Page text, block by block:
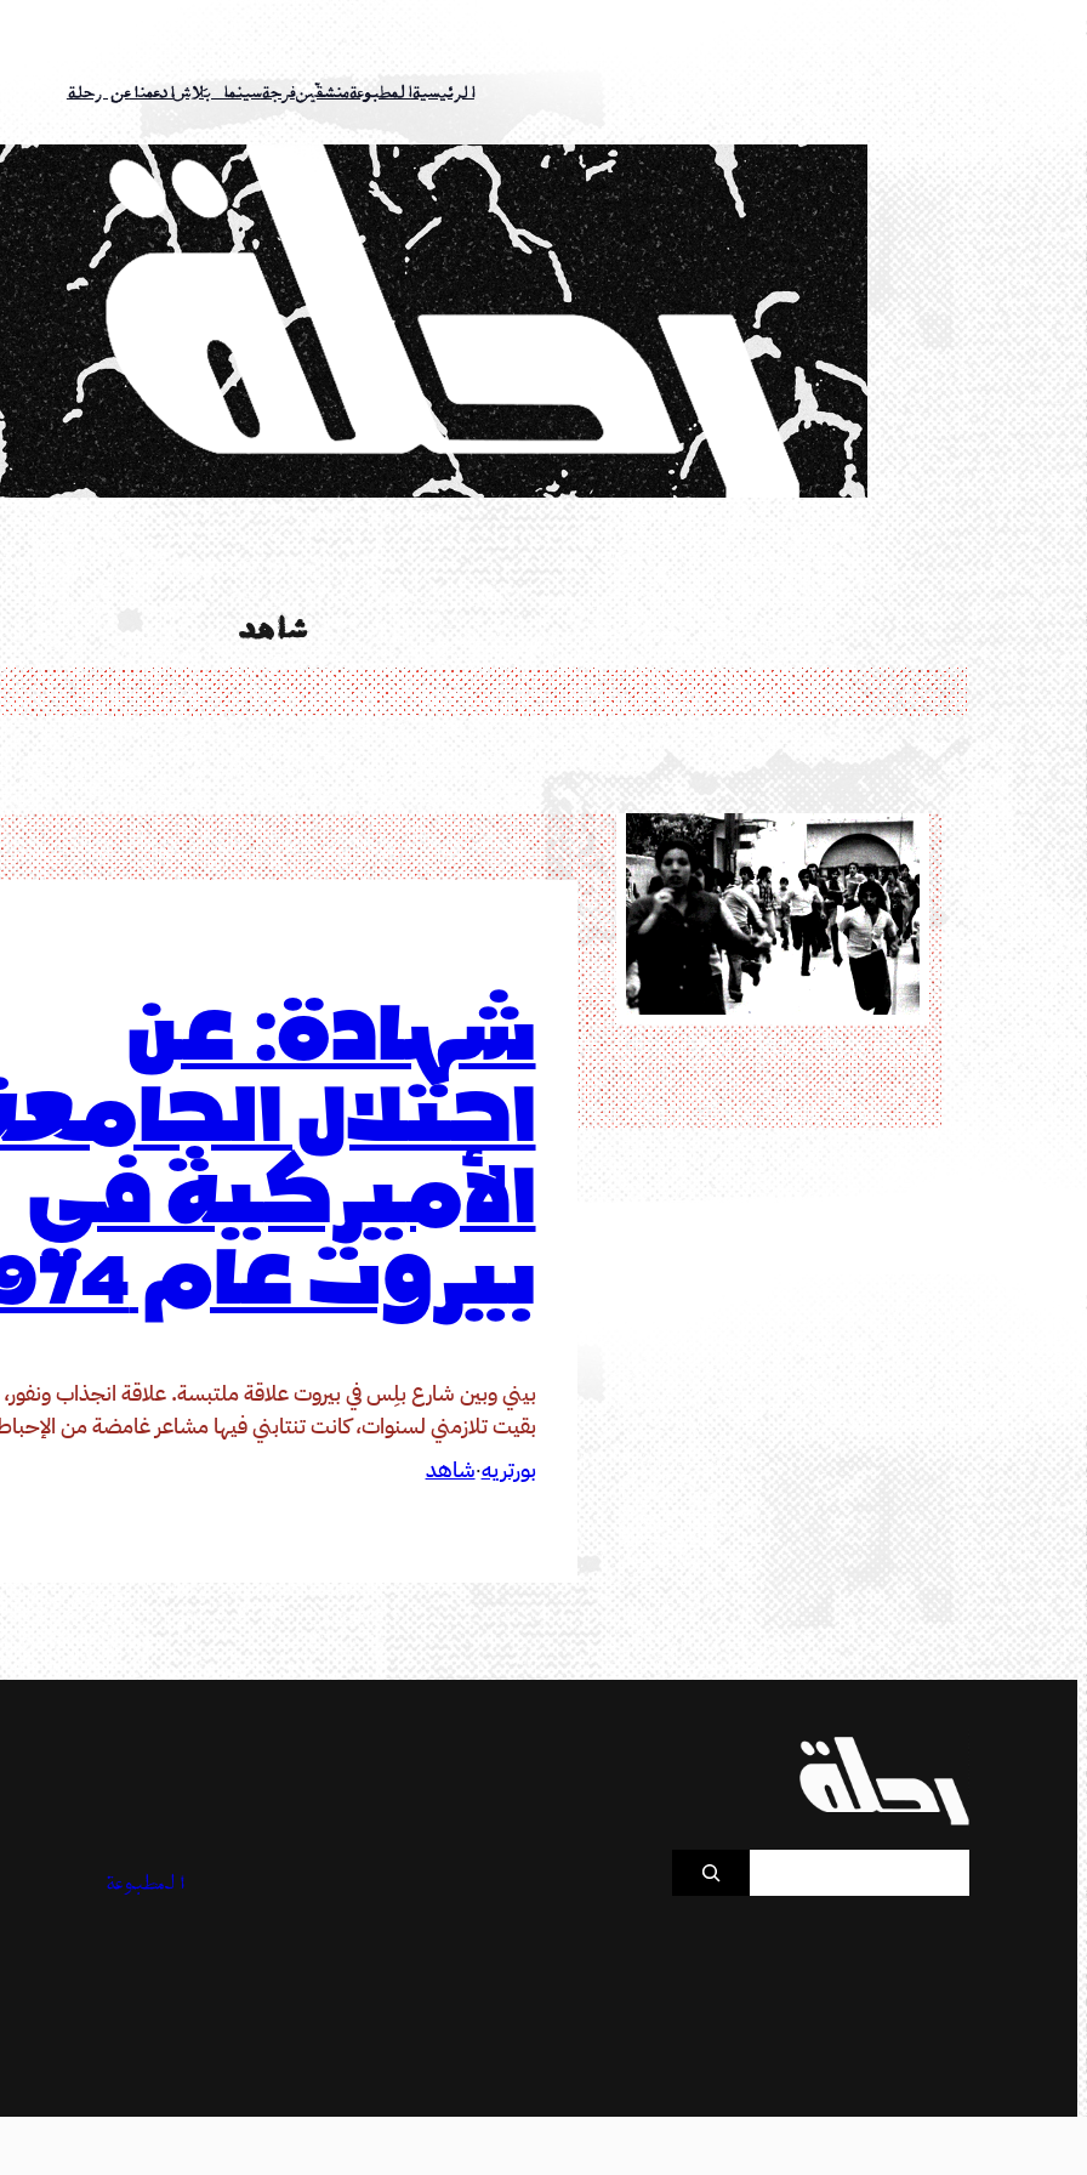
الرئيسيةالمطبوعةمنشقّينفرجةسينما بَلاشادعمناعن رحلة
شاهد
شهادة: عن
احتلال
الأميركية في
بيروت عام 1974
بيني وبين شارع بلِس في بيروت علاقة ملتبسة. علاقة انجذاب ونفور،
بقيت تلازمني لسنوات، كانت تنتابني فيها مشاعر غامضة من
بورتريه·شاهد
e
المطبوعة